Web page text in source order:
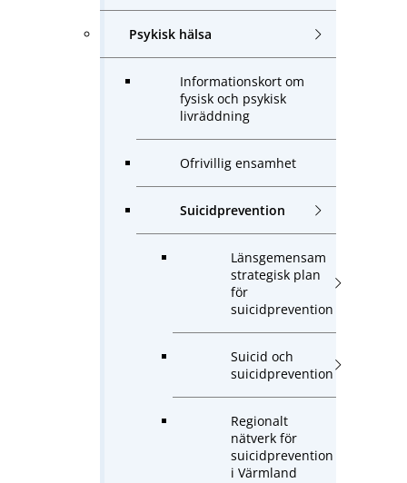
Psykisk hälsa
Informationskort om
fysisk och psykisk
livräddning
Ofrivillig ensamhet
Suicidprevention
Länsgemensam
strategisk plan
för
suicidprevention
Suicid och
suicidprevention
Regionalt
nätverk för
suicidprevention
i Värmland